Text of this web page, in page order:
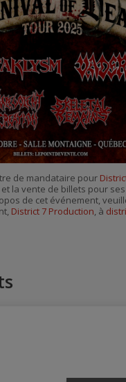
de mandataire pour
la vente de billets pour
de cet événement,
District 7 Production, à